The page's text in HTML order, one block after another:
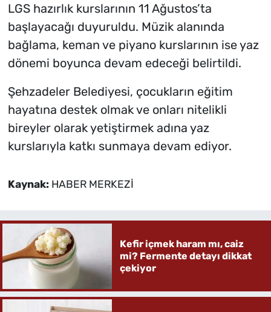
LGS hazırlık kurslarının 11 Ağustos’ta
başlayacağı duyuruldu. Müzik alanında
bağlama, keman ve piyano kurslarının ise yaz
dönemi boyunca devam edeceği belirtildi.
Şehzadeler Belediyesi, çocukların eğitim
hayatına destek olmak ve onları nitelikli
bireyler olarak yetiştirmek adına yaz
kurslarıyla katkı sunmaya devam ediyor.
Kaynak: HABER MERKEZİ
Kefir içmek haram mı, caiz
mi? Fermente detayı dikkat
çekiyor